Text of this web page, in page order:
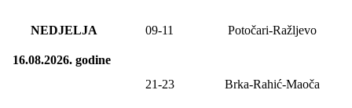
NEDJELJA
16.08.2026. godine
09-11 Potočari-Ražljevo
21-23 Brka-Rahić-Maoča